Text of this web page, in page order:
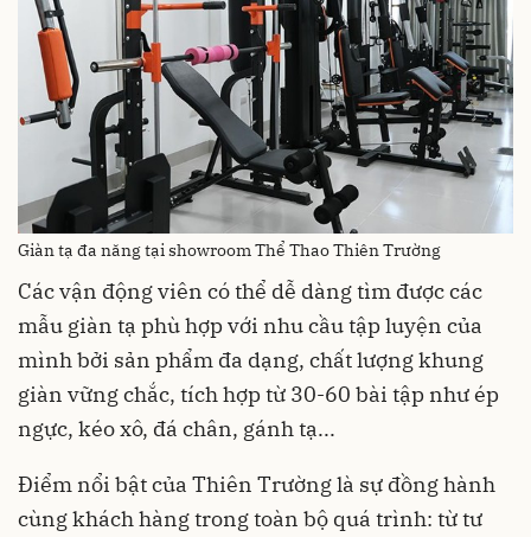
Giàn tạ đa năng tại showroom Thể Thao Thiên Trường
Các vận động viên có thể dễ dàng tìm được các
mẫu giàn tạ phù hợp với nhu cầu tập luyện của
mình bởi sản phẩm đa dạng, chất lượng khung
giàn vững chắc, tích hợp từ 30-60 bài tập như ép
ngực, kéo xô, đá chân, gánh tạ...
Điểm nổi bật của Thiên Trường là sự đồng hành
cùng khách hàng trong toàn bộ quá trình: từ tư